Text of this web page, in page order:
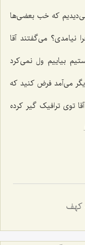
که خب بعضی‌ها
نیامدی؟ می‌گفتند آقا
بیاییم ول‌ نمی‌کرد
می‌آمد فرض کنید که
توی ترافیک گیر کرده